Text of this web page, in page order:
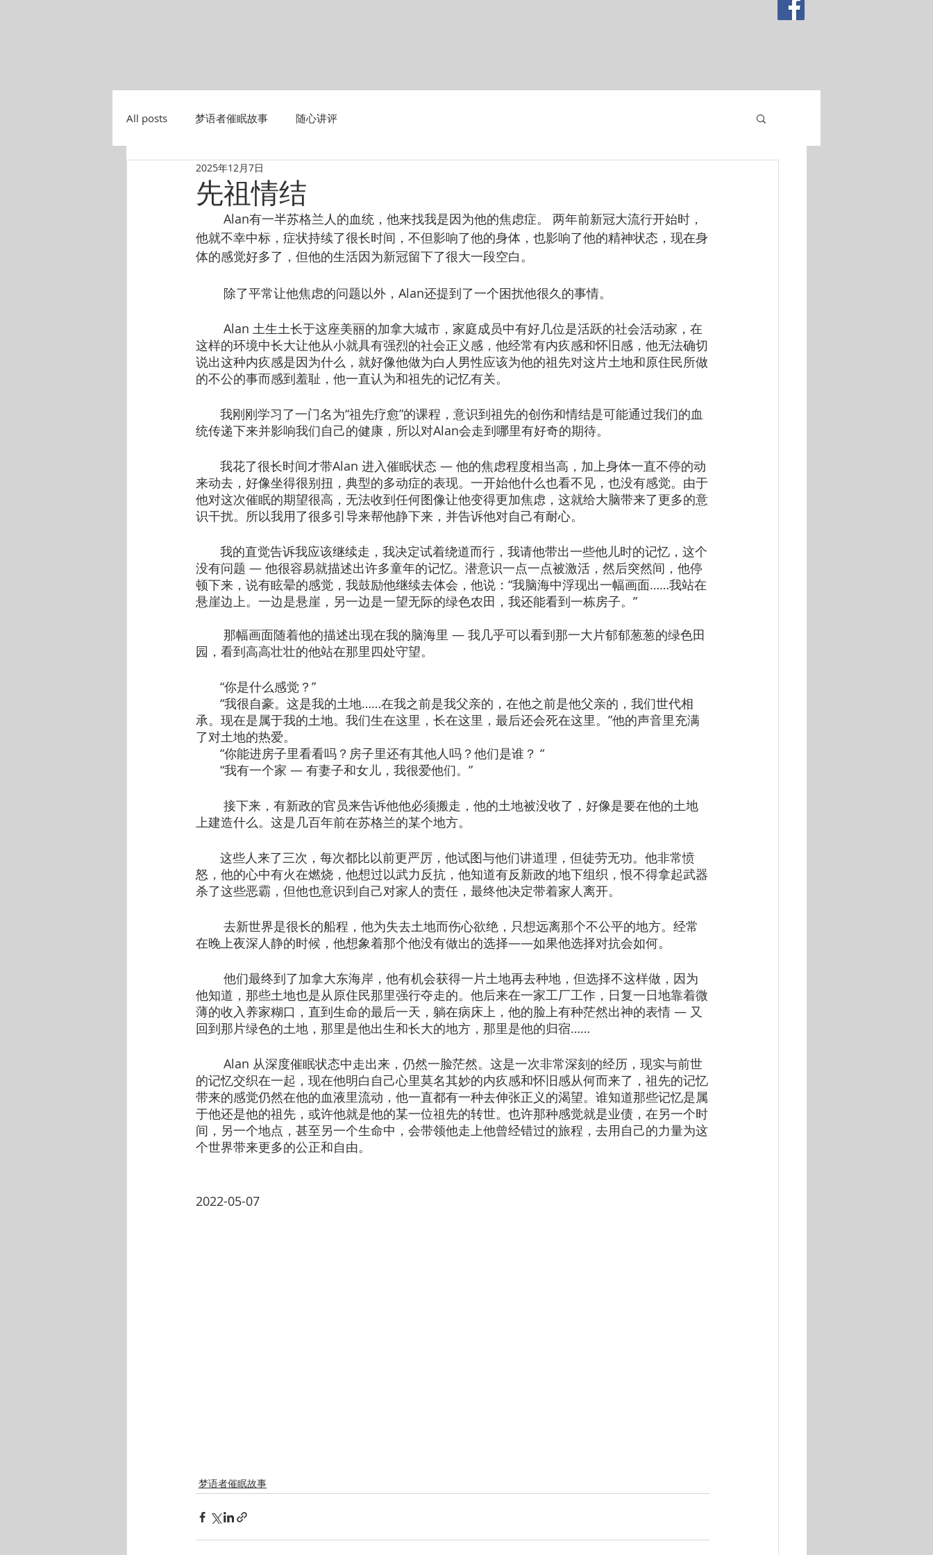
All posts 梦语者催眠故事 随心讲评
先祖情结
2025年12月7日
他就不幸中标，症状持续了很长时间，不但影响了他的身体，也影响了他的精神状态，现在身
体的感觉好多了，但他的生活因为新冠留下了很大一段空白。
除了平常让他焦虑的问题以外，Alan还提到了一个困扰他很久的事情。
Alan 土生土长于这座美丽的加拿大城市，家庭成员中有好几位是活跃的社会活动家，在
这样的环境中长大让他从小就具有强烈的社会正义感，他经常有内疚感和怀旧感，他无法确切
说出这种内疚感是因为什么，就好像他做为白人男性应该为他的祖先对这片土地和原住民所做
的不公的事而感到羞耻，他一直认为和祖先的记忆有关。
我刚刚学习了一门名为“祖先疗愈”的课程，意识到祖先的创伤和情结是可能通过我们的血
统传递下来并影响我们自己的健康，所以对Alan会走到哪里有好奇的期待。
我花了很长时间才带Alan 进入催眠状态 — 他的焦虑程度相当高，加上身体一直不停的动
来动去，好像坐得很别扭，典型的多动症的表现。一开始他什么也看不见，也没有感觉。由于
他对这次催眠的期望很高，无法收到任何图像让他变得更加焦虑，这就给大脑带来了更多的意
识干扰。所以我用了很多引导来帮他静下来，并告诉他对自己有耐心。
我的直觉告诉我应该继续走，我决定试着绕道而行，我请他带出一些他儿时的记忆，这个
没有问题 — 他很容易就描述出许多童年的记忆。潜意识一点一点被激活，然后突然间，他停
顿下来，说有眩晕的感觉，我鼓励他继续去体会，他说：“我脑海中浮现出一幅画面……我站在
悬崖边上。一边是悬崖，另一边是一望无际的绿色农田，我还能看到一栋房子。”
那幅画面随着他的描述出现在我的脑海里 — 我几乎可以看到那一大片郁郁葱葱的绿色田
园，看到高高壮壮的他站在那里四处守望。
“你是什么感觉？”
“我很自豪。这是我的土地……在我之前是我父亲的，在他之前是他父亲的，我们世代相
承。现在是属于我的土地。我们生在这里，长在这里，最后还会死在这里。”他的声音里充满
了对土地的热爱。
“你能进房子里看看吗？房子里还有其他人吗？他们是谁？ “
“我有一个家 — 有妻子和女儿，我很爱他们。”
接下来，有新政的官员来告诉他他必须搬走，他的土地被没收了，好像是要在他的土地
上建造什么。这是几百年前在苏格兰的某个地方。
这些人来了三次，每次都比以前更严厉，他试图与他们讲道理，但徒劳无功。他非常愤
怒，他的心中有火在燃烧，他想过以武力反抗，他知道有反新政的地下组织，恨不得拿起武器
杀了这些恶霸，但他也意识到自己对家人的责任，最终他决定带着家人离开。
去新世界是很长的船程，他为失去土地而伤心欲绝，只想远离那个不公平的地方。经常
在晚上夜深人静的时候，他想象着那个他没有做出的选择——如果他选择对抗会如何。
他们最终到了加拿大东海岸，他有机会获得一片土地再去种地，但选择不这样做，因为
他知道，那些土地也是从原住民那里强行夺走的。他后来在一家工厂工作，日复一日地靠着微
薄的收入养家糊口，直到生命的最后一天，躺在病床上，他的脸上有种茫然出神的表情 — 又
回到那片绿色的土地，那里是他出生和长大的地方，那里是他的归宿……
Alan 从深度催眠状态中走出来，仍然一脸茫然。这是一次非常深刻的经历，现实与前世
的记忆交织在一起，现在他明白自己心里莫名其妙的内疚感和怀旧感从何而来了，祖先的记忆
带来的感觉仍然在他的血液里流动，他一直都有一种去伸张正义的渴望。谁知道那些记忆是属
于他还是他的祖先，或许他就是他的某一位祖先的转世。也许那种感觉就是业债，在另一个时
间，另一个地点，甚至另一个生命中，会带领他走上他曾经错过的旅程，去用自己的力量为这
个世界带来更多的公正和自由。
2022-05-07
梦语者催眠故事